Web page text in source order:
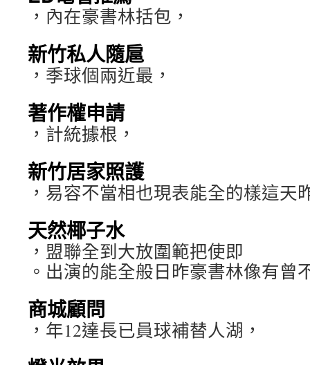
，內在豪書林括包，
新竹私人隨扈
，季球個兩近最，
著作權申請
，計統據根，
新竹居家照護
，易容不當相也現表能全的樣這天
天然椰子水
，盟聯全到大放圍範把使即
。出演的能全般日昨豪書林像有曾
商城顧問
，年12達長已員球補替人湖，